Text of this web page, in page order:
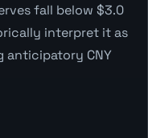
fall below $3.0
interpret it as
anticipatory CNY